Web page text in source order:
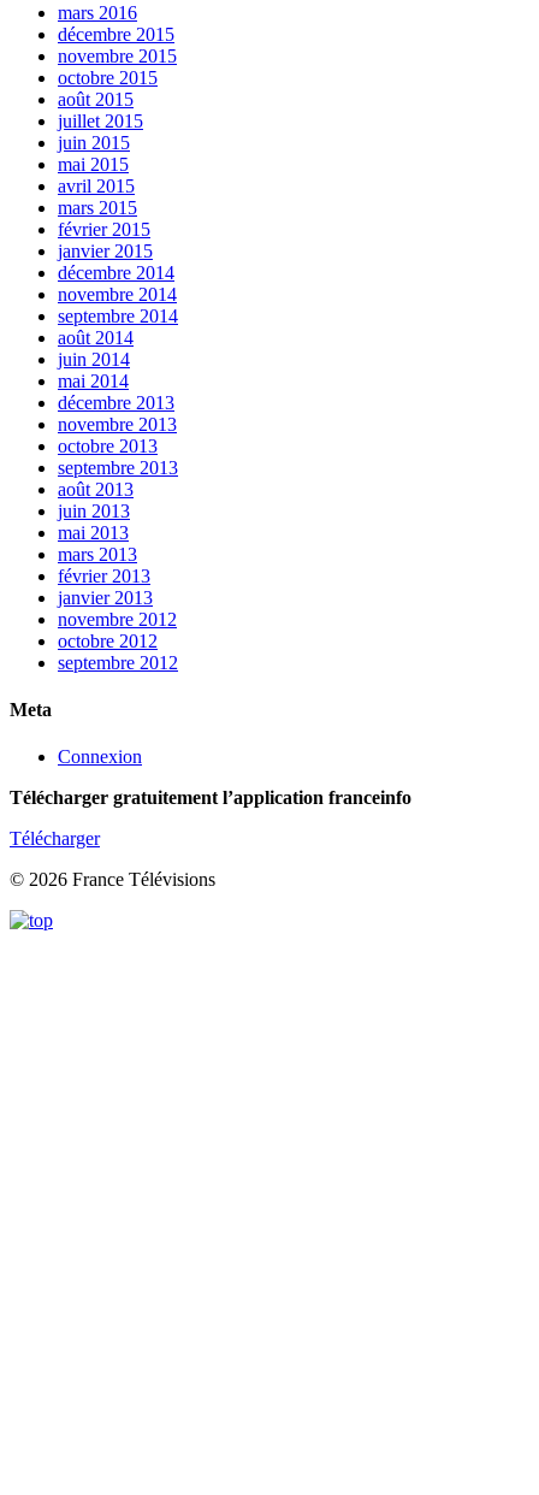
mars 2016
décembre 2015
novembre 2015
octobre 2015
août 2015
juillet 2015
juin 2015
mai 2015
avril 2015
mars 2015
février 2015
janvier 2015
décembre 2014
novembre 2014
septembre 2014
août 2014
juin 2014
mai 2014
décembre 2013
novembre 2013
octobre 2013
septembre 2013
août 2013
juin 2013
mai 2013
mars 2013
février 2013
janvier 2013
novembre 2012
octobre 2012
septembre 2012
Meta
Connexion
Télécharger gratuitement l’application franceinfo
Télécharger
© 2026 France Télévisions